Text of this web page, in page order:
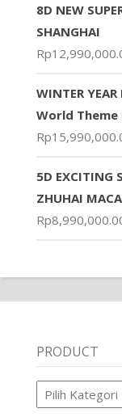
8D NEW
SHANGHAI
Rp
WINTER
World Theme
Rp
5D EXCITING
ZHUHAI
Rp
PRODUCT
Product